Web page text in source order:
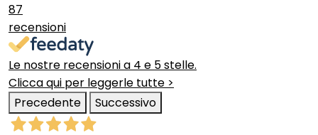
87
recensioni
Le nostre recensioni a 4 e 5 stelle.
Clicca qui per leggerle tutte >
Precedente
Successivo